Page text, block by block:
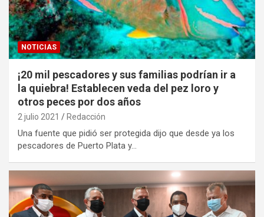
NOTICIAS
¡20 mil pescadores y sus familias podrían ir a
la quiebra! Establecen veda del pez loro y
otros peces por dos años
2 julio 2021 Redacción
Una fuente que pidió ser protegida dijo que desde ya los
pescadores de Puerto Plata y…